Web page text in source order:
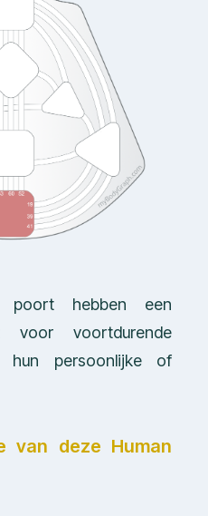
poort hebben een
voor voortdurende
hun persoonlijke of
van deze Human